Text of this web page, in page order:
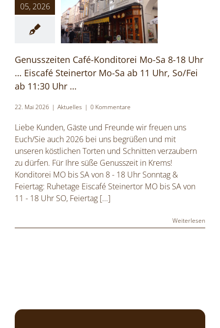
05, 2026
Genusszeiten Café-Konditorei Mo-Sa 8-18 Uhr
… Eiscafé Steinertor Mo-Sa ab 11 Uhr, So/Fei
ab 11:30 Uhr …
22. Mai 2026 | Aktuelles | 0 Kommentare
Liebe Kunden, Gäste und Freunde wir freuen uns
Euch/Sie auch 2026 bei uns begrüßen und mit
unseren köstlichen Torten und Schnitten verzaubern
zu dürfen. Für Ihre süße Genusszeit in Krems!
Konditorei MO bis SA von 8 - 18 Uhr Sonntag &
Feiertag: Ruhetage Eiscafé Steinertor MO bis SA von
11 - 18 Uhr SO, Feiertag [...]
Weiterlesen